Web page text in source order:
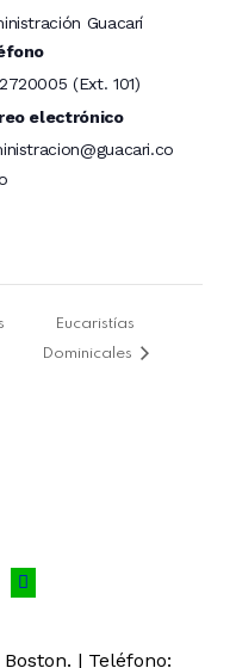
Guacarí
(Ext. 101)
electrónico
Eucaristías
Dominicales
| Teléfono: